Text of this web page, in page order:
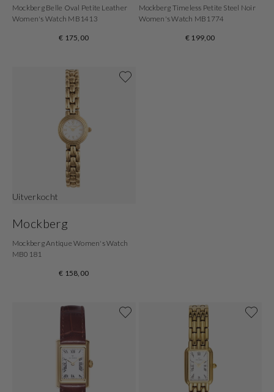
Mockberg Belle Oval Petite Leather
Women's Watch MB1413
€ 175,00
Mockberg Timeless Petite Steel Noir
Women's Watch MB1774
€ 199,00
Uitverkocht
Mockberg
Mockberg Antique Women's Watch
MB0181
€ 158,00